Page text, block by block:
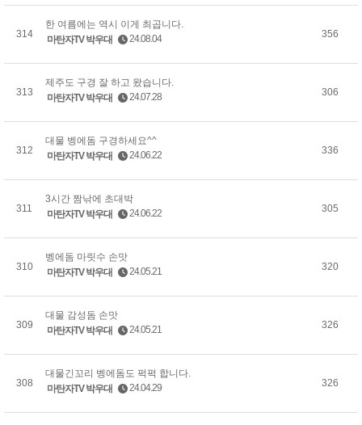
314
한 여름에는 역시 이게 최곱니다.
마탄자TV 박우대
24.08.04 356
313
제주도 구경 잘 하고 왔습니다.
마탄자TV 박우대
24.07.28 306
312
대물 벵에돔 구경하세요^^
마탄자TV 박우대
24.06.22 336
311
3시간 짬낚에 초대박
마탄자TV 박우대
24.06.22 305
310
벵에돔 마릿수 손맛
마탄자TV 박우대
24.05.21 320
309
대물 감성돔 손맛
마탄자TV 박우대
24.05.21 326
308
대물긴꼬리 벵에돔도 퍽퍽 합니다.
마탄자TV 박우대
24.04.29 326